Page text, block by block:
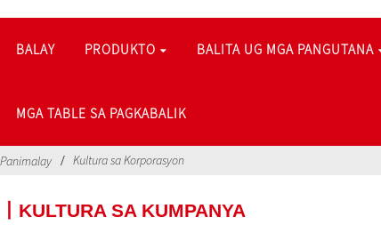
BALAY PRODUKTO BALITA UG MGA PANGUTANA
MGA TABLE SA PAGKABALIK
Panimalay Kultura sa Korporasyon
丨KULTURA SA KUMPANYA